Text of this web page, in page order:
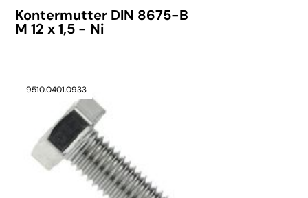
Kontermutter DIN 8675-B
M 12 x 1,5 - Ni
9510.0401.0933